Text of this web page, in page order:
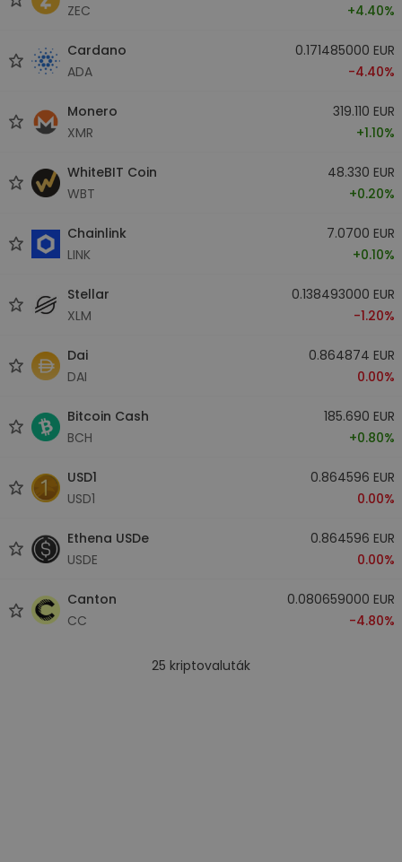
ZEC
+4.40%
Cardano
ADA
0.171485000 EUR
-4.40%
Monero
XMR
319.110 EUR
+1.10%
WhiteBIT Coin
WBT
48.330 EUR
+0.20%
Chainlink
LINK
7.0700 EUR
+0.10%
Stellar
XLM
0.138493000 EUR
-1.20%
Dai
DAI
0.864874 EUR
0.00%
Bitcoin Cash
BCH
185.690 EUR
+0.80%
USD1
USD1
0.864596 EUR
0.00%
Ethena USDe
USDE
0.864596 EUR
0.00%
Canton
CC
0.080659000 EUR
-4.80%
25 kriptovaluták